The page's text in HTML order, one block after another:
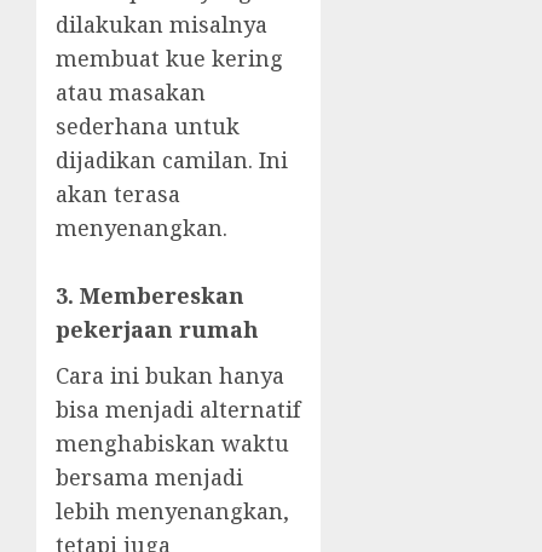
dilakukan misalnya
membuat kue kering
atau masakan
sederhana untuk
dijadikan camilan. Ini
akan terasa
menyenangkan.
3. Membereskan
pekerjaan rumah
Cara ini bukan hanya
bisa menjadi alternatif
menghabiskan waktu
bersama menjadi
lebih menyenangkan,
tetapi juga